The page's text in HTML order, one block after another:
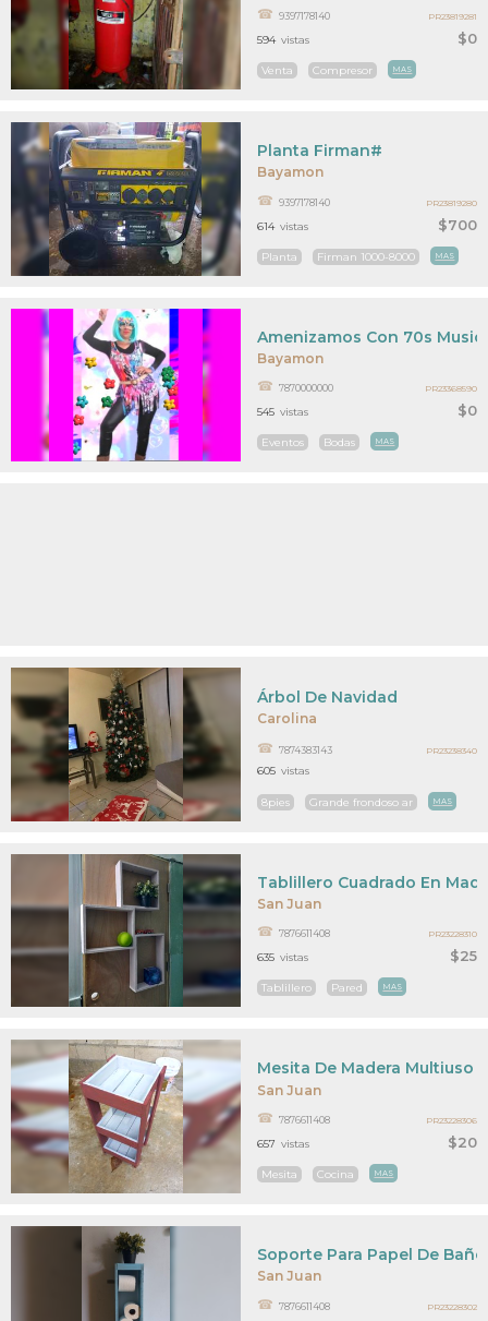
$0
9397178140
Venta Compresor MAS
594 vistas
PR23819281
Bayamon
$700
Planta Firman#
9397178140
Planta Firman 1000-8000 MAS
614 vistas
PR23819280
Bayamon
$0
Amenizamos Con 70s Music
7870000000
Eventos Bodas MAS
545 vistas
PR23368590
Carolina
Árbol De Navidad
7874383143
8pies Grande frondoso ar MAS
605 vistas
PR23238340
San Juan
$25
Tablillero Cuadrado En
7876611408
Tablillero Pared MAS
635 vistas
PR23228310
San Juan
$20
Mesita De Madera Multiuso
7876611408
Mesita Cocina MAS
657 vistas
PR23228306
San Juan
Soporte Para Papel De Baño
7876611408 PR23228302